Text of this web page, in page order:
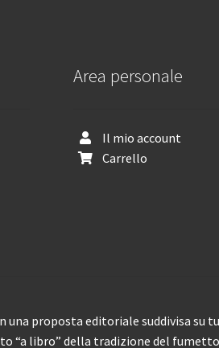
Area personale
Il mio account
Carrello
proposta editoriale suddivisa su
“a libro” della tradizione del